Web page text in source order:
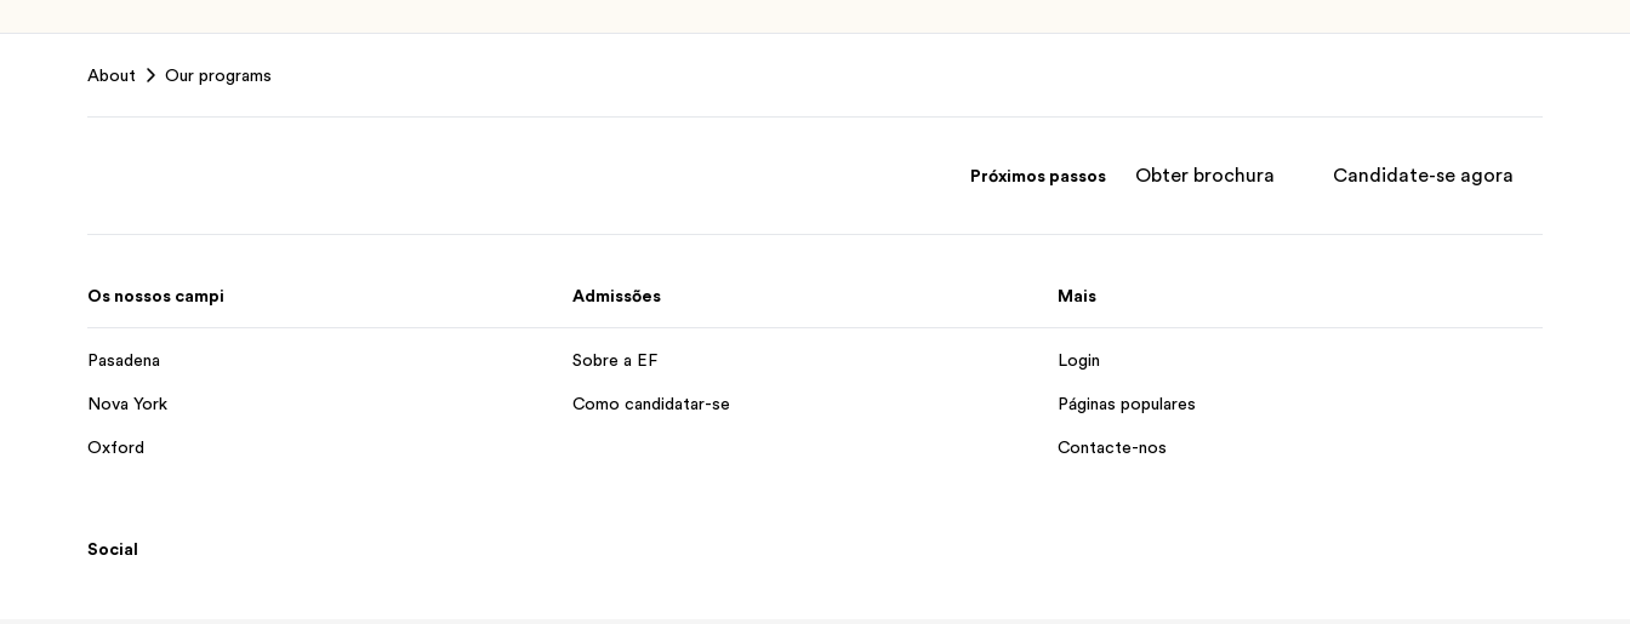
About Our programs
Próximos passos Obter brochura Candidate-se agora
Os nossos campi
Pasadena
Nova York
Oxford
Admissões
Sobre a EF
Como candidatar-se
Mais
Login
Páginas populares
Contacte-nos
Social